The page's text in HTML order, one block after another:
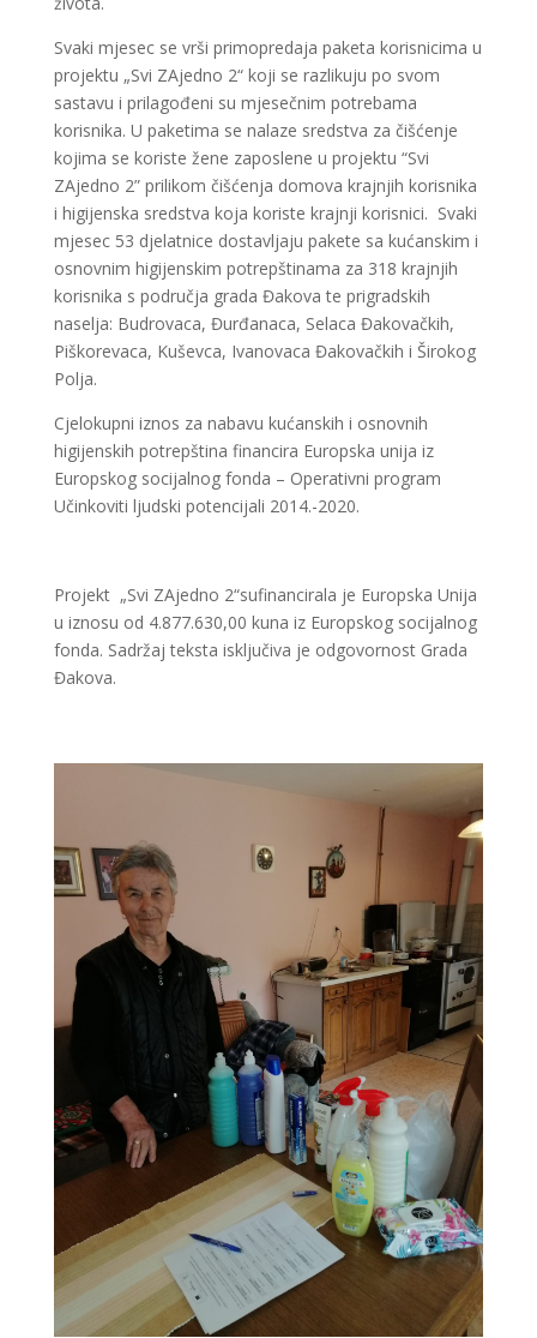
Svaki mjesec se vrši primopredaja paketa korisnicima u
projektu „Svi ZAjedno 2“ koji se razlikuju po svom
sastavu i prilagođeni su mjesečnim potrebama
korisnika. U paketima se nalaze sredstva za čišćenje
kojima se koriste žene zaposlene u projektu “Svi
ZAjedno 2” prilikom čišćenja domova krajnjih korisnika
i higijenska sredstva koja koriste krajnji korisnici. Svaki
mjesec 53 djelatnice dostavljaju pakete sa kućanskim i
osnovnim higijenskim potrepštinama za 318 krajnjih
korisnika s područja grada Đakova te prigradskih
naselja: Budrovaca, Đurđanaca, Selaca Đakovačkih,
Piškorevaca, Kuševca, Ivanovaca Đakovačkih i Širokog
Polja.
Cjelokupni iznos za nabavu kućanskih i osnovnih
higijenskih potrepština financira Europska unija iz
Europskog socijalnog fonda – Operativni program
Učinkoviti ljudski potencijali 2014.-2020.
Projekt „Svi ZAjedno 2“sufinancirala je Europska Unija
u iznosu od 4.877.630,00 kuna iz Europskog socijalnog
fonda. Sadržaj teksta isključiva je odgovornost Grada
Đakova.